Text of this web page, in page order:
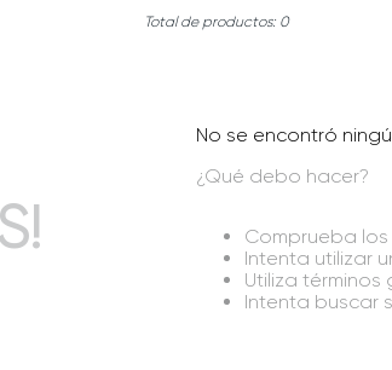
0
No se encontró
¿Qué debo hacer?
Comprueba
Intenta utilizar
Utiliza
Intenta buscar